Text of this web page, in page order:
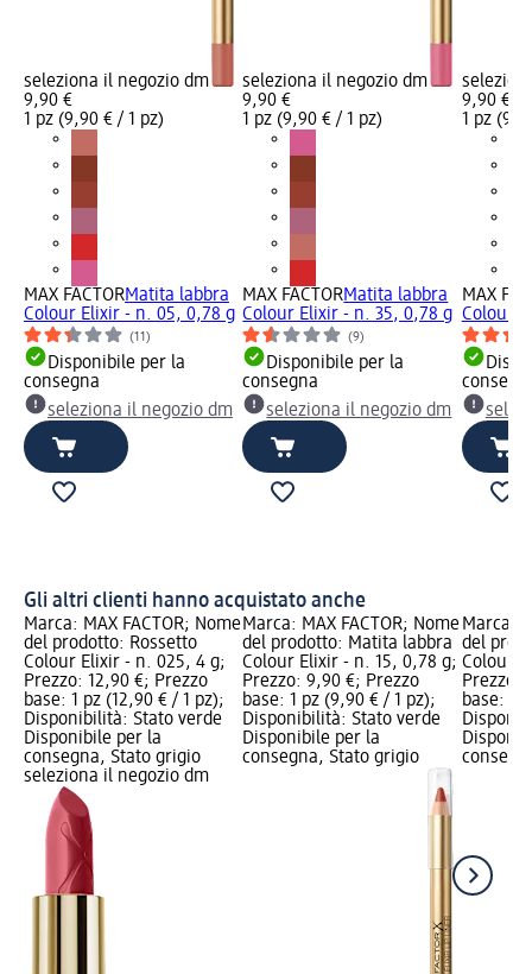
seleziona il negozio dm
9,90 €
1 pz (9,90 € / 1 pz)
MAX FACTORMatita labbra
Colour Elixir - n. 05, 0,78 g
(11)
Disponibile per la
consegna
seleziona il negozio dm
seleziona il negozio dm
9,90 €
1 pz (9,90 € / 1 pz)
MAX FACTORMatita labbra
Colour Elixir - n. 35, 0,78 g
(9)
Disponibile per la
consegna
seleziona il negozio dm
9,90 €
1 pz
MAX
Colour
Gli altri clienti hanno acquistato anche
Marca: MAX FACTOR; Nome
del prodotto: Rossetto
Colour Elixir - n. 025, 4 g;
Prezzo: 12,90 €; Prezzo
base: 1 pz (12,90 € / 1 pz);
Disponibilità: Stato verde
Disponibile per la
consegna, Stato grigio
seleziona il negozio dm
Marca: MAX FACTOR; Nome
del prodotto: Matita labbra
Colour Elixir - n. 15, 0,78 g;
Prezzo: 9,90 €; Prezzo
base: 1 pz (9,90 € / 1 pz);
Disponibilità: Stato verde
Disponibile per la
consegna, Stato grigio
Marca:
del
Colour
Prezzo:
base: 1